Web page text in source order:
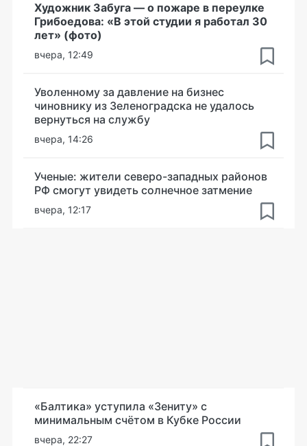
Художник Забуга — о пожаре в переулке
Грибоедова: «В этой студии я работал 30
лет» (фото)
вчера, 12:49
Уволенному за давление на бизнес
чиновнику из Зеленоградска не удалось
вернуться на службу
вчера, 14:26
Ученые: жители северо-западных районов
РФ смогут увидеть солнечное затмение
вчера, 12:17
«Балтика» уступила «Зениту» с
минимальным счётом в Кубке России
вчера, 22:27